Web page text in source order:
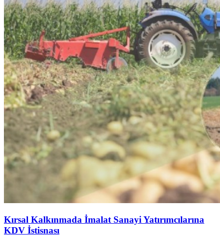
Kırsal Kalkınmada İmalat Sanayi Yatırımcılarına
KDV İstisnası